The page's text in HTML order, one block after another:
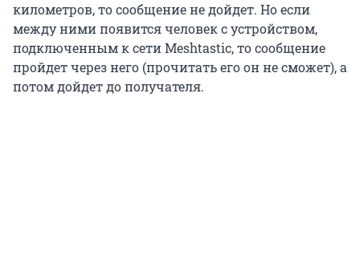
километров, то сообщение не дойдет. Но если
между ними появится человек с устройством,
подключенным к сети Meshtastic, то сообщение
пройдет через него (прочитать его он не сможет), а
потом дойдет до получателя.